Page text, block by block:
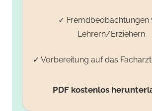
✓ Fremdbeobachtungen
Lehrern/Erziehern
✓ Vorbereitung auf das
PDF kostenlos